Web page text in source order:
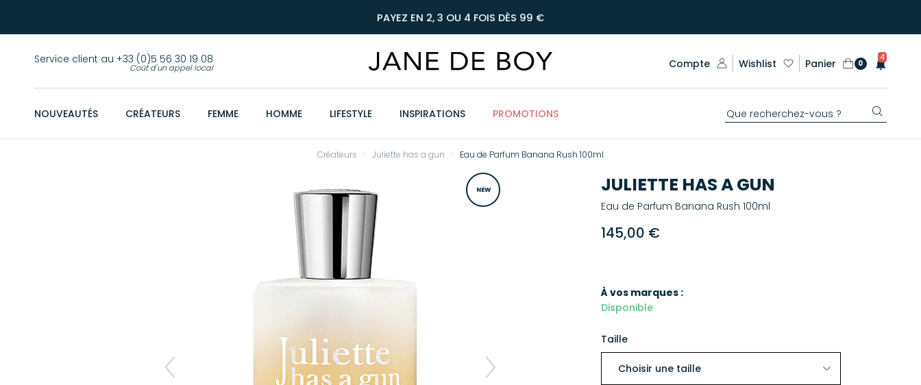
PAYEZ EN 2, 3 OU 4 FOIS DÈS 99 €
Service client au +33 (0)5 56 30 19 08
Coût d'un appel local Compte Wishlist Panier 0
4
NOUVEAUTÉS CRÉATEURS FEMME HOMME LIFESTYLE INSPIRATIONS PROMOTIONS
Créateurs Juliette has a gun Eau de Parfum Banana Rush 100ml
NEW JULIETTE HAS A GUN
Eau de Parfum Banana Rush 100ml
145,00 €
À vos marques :
Disponible
Taille